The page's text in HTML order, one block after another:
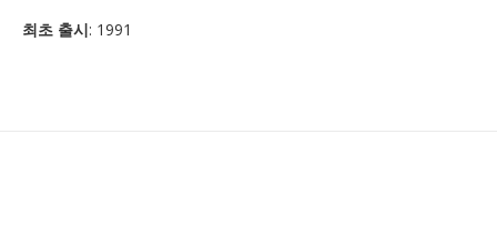
최초 출시: 1991